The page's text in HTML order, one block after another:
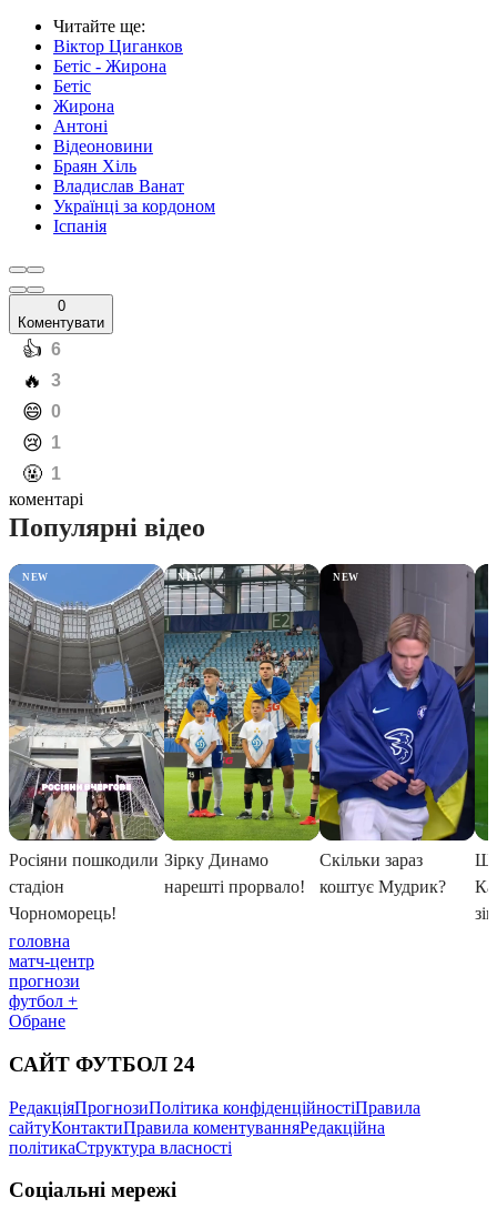
Читайте ще:
Віктор Циганков
Бетіс - Жирона
Бетіс
Жирона
Антоні
Відеоновини
Браян Хіль
Владислав Ванат
Українці за кордоном
Іспанія
0
Коментувати
️👍 6
️🔥 3
️😄 0
️😢 1
️🤬 1
коментарі
головна
матч-центр
прогнози
футбол +
Обране
САЙТ ФУТБОЛ 24
РедакціяПрогнозиПолітика конфіденційностіПравила
сайтуКонтактиПравила коментуванняРедакційна
політикаСтруктура власності
Соціальні мережі